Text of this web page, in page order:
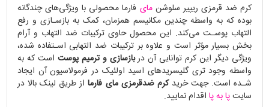
کرم ضد قرمزى ریپیر سلوشنماى فارما محصولى با ویژگی‌های چندگانه
بوده که به واسطه چندین مکانیسم همزمان، کمک به بازسـازی و رفع
التهاب پوسـت می‌کند. این محصول حاوی ترکیبات ضد التهاب و آرام
بخش بسیار مؤثر است و علاوه بر ترکیبات ضد التهابی اسـتفاده شده،
ویژگی دیگر این کرم توانایی آن دربازسازی و ترمیم پوست است که به
واسطه وجود تری‌ گلیسرید‌هاى اسید اولئیک در فرمولاسیون آن ایجاد
شـده است. جهت خریدکرم ضدقرمزی مای فارما از طریق لینک بالا در
سایتپا به پا اقدام نمایید.